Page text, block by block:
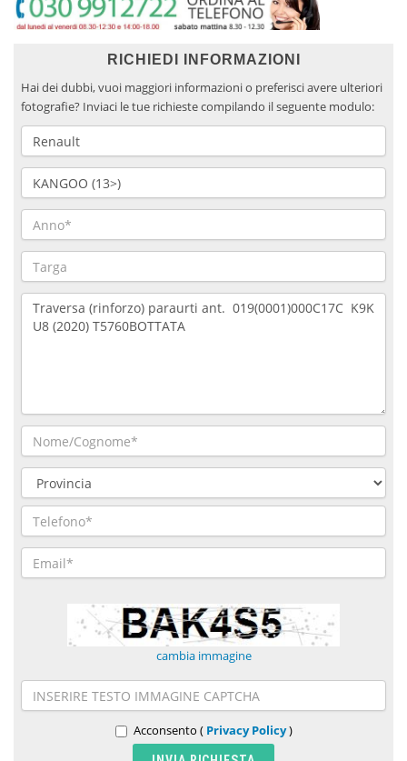
RICHIEDI INFORMAZIONI
Hai dei dubbi, vuoi maggiori informazioni o preferisci avere ulteriori
fotografie? Inviaci le tue richieste compilando il seguente modulo:
cambia immagine
Acconsento ( Privacy Policy)